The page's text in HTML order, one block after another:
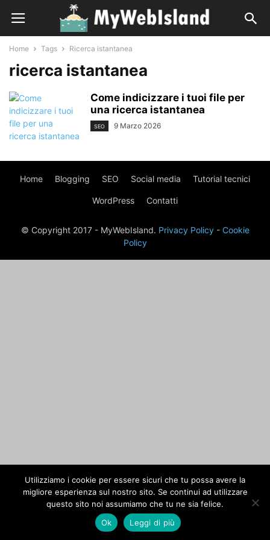
Home Tags Ricerca istantanea
ricerca istantanea
Come indicizzare i tuoi file per
una ricerca istantanea
SEO 9 Marzo 2026
Home Blogging SEO Social media Tutorial tecnici
WordPress Contatti
© Copyright 2017 - MyWebIsland. Privacy Policy- Cookie
Policy
Utilizziamo i cookie per essere sicuri che tu possa avere la
migliore esperienza sul nostro sito. Se continui ad utilizzare
questo sito noi assumiamo che tu ne sia felice.
Ok
Leggi di più